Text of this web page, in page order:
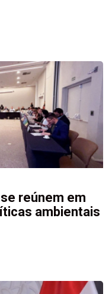
reúnem em
ambientais